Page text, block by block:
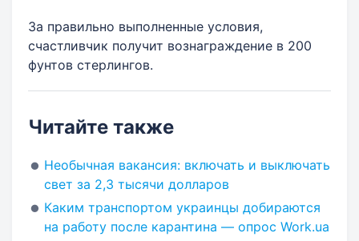
За правильно выполненные условия,
счастливчик получит вознаграждение в 200
фунтов стерлингов.
Читайте также
Необычная вакансия: включать и выключать
свет за 2,3 тысячи долларов
Каким транспортом украинцы добираются
на работу после карантина — опрос Work.ua